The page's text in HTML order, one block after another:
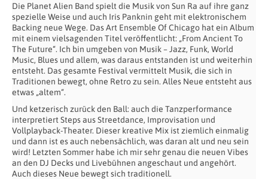
Die Planet Alien Band spielt die Musik von Sun Ra auf ihre ganz
spezielle Weise und auch Iris Panknin geht mit elektronischem
Backing neue Wege. Das Art Ensemble Of Chicago hat ein Album
mit einem vielsagenden Titel veröffentlicht: „From Ancient To
The Future“. Ich bin umgeben von Musik – Jazz, Funk, World
Music, Blues und allem, was daraus entstanden ist und weiterhin
entsteht. Das gesamte Festival vermittelt Musik, die sich in
Traditionen bewegt, ohne Retro zu sein. Alles Neue entsteht aus
etwas „altem“.
Und ketzerisch zurück den Ball: auch die Tanzperformance
interpretiert Steps aus Streetdance, Improvisation und
Vollplayback-Theater. Dieser kreative Mix ist ziemlich einmalig
und dann ist es auch nebensächlich, was daran alt und neu sein
wird! Letzten Sommer habe ich mir sehr genau die neuen Vibes
an den DJ Decks und Livebühnen angeschaut und angehört.
Auch dieses Neue bewegt sich traditionell.